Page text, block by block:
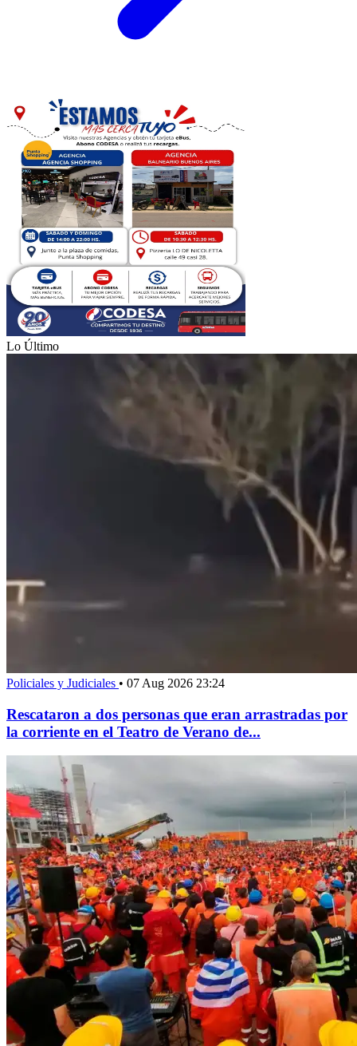
Lo Último
Policiales y Judiciales • 07 Aug 2026 23:24
Rescataron a dos personas que eran arrastradas por
la corriente en el Teatro de Verano de...